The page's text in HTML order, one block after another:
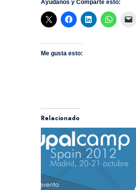
Ayudanos y Comparte esto:
Me gusta esto:
Relacionado